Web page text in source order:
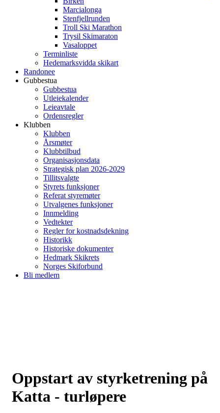
Marcialonga
Stenfjellrunden
Troll Ski Marathon
Trysil Skimaraton
Vasaloppet
Terminliste
Hedemarksvidda skikart
Randonee
Gubbestua
Gubbestua
Utleiekalender
Leieavtale
Ordensregler
Klubben
Klubben
Årsmøter
Klubbtilbud
Organisasjonsdata
Strategisk plan 2026-2029
Tillitsvalgte
Styrets funksjoner
Referat styremøter
Utvalgenes funksjoner
Innmelding
Vedtekter
Regler for kostnadsdekning
Historikk
Historiske dokumenter
Hedmark Skikrets
Norges Skiforbund
Bli medlem
Oppstart av styrketrening på
Katta - turløpere